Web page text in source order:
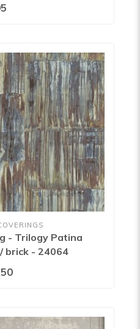
- Trilogy Patina
brick - 24064